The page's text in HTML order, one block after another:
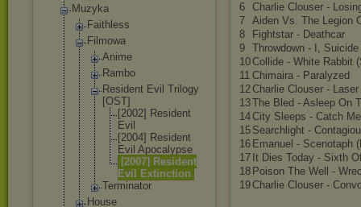
Muzyka
Faithless
Filmowa
Anime
Rambo
Resident Evil Trilogy
[OST]
[2002] Resident
Evil
[2004] Resident
Evil Apocalypse
[2007] Resident
Evil Extinction
Terminator
House
6 Charlie Clouser -
7 Aiden Vs. The Legion
8
Fightstar - Deathcar
9 Throwdown - I, Suicide
10Collide - White Rabbit
11 Chimaira - Paralyzed
12Charlie Clouser -
13The Bled - Asleep On
14City Sleeps - Catch Me
15 Searchlight -
16 Emanuel - Scenotaph
17 It Dies Today - Sixth
18 Poison The Well -
19Charlie Clouser -